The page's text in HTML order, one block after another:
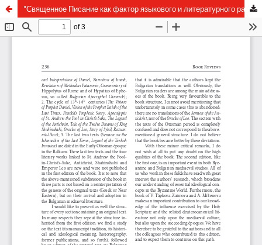
"Священное Писание как фактор языкового и литературного развития. Материалы Международной конференции „Священное Писание как фактор языкового и литературного развития (в ареале авраамических религий)”, Санкт-Петербург, 30 июня 2009 г".